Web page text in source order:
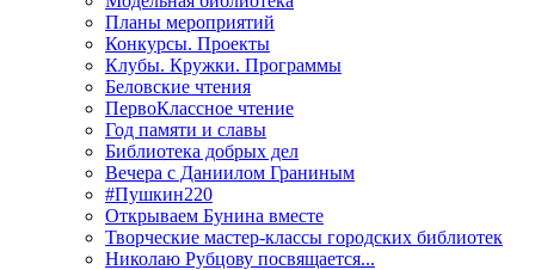
Планы мероприятий
Конкурсы. Проекты
Клубы. Кружки. Программы
Беловские чтения
ПервоКлассное чтение
Год памяти и славы
Библиотека добрых дел
Вечера с Даниилом Граниным
#Пушкин220
Открываем Бунина вместе
Творческие мастер-классы городских библиотек
Николаю Рубцову посвящается...